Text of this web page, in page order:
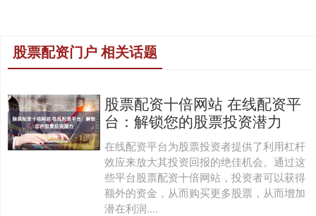
股票配资门户 相关话题
股票配资十倍网站 在线配资平
台：解锁您的股票投资潜力
在线配资平台为股票投资者提供了利用杠杆
效应来放大其投资回报的绝佳机会。通过这
些平台股票配资十倍网站，投资者可以获得
额外的资金，从而购买更多股票，从而增加
潜在利润....